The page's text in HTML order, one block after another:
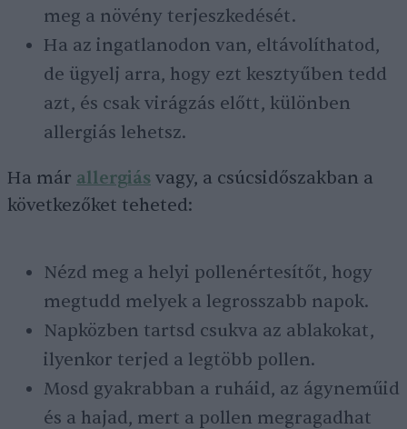
meg a növény terjeszkedését.
Ha az ingatlanodon van, eltávolíthatod,
de ügyelj arra, hogy ezt kesztyűben tedd
azt, és csak virágzás előtt, különben
allergiás lehetsz.
Ha már allergiás vagy, a csúcsidőszakban a
következőket teheted:
Nézd meg a helyi pollenértesítőt, hogy
megtudd melyek a legrosszabb napok.
Napközben tartsd csukva az ablakokat,
ilyenkor terjed a legtöbb pollen.
Mosd gyakrabban a ruháid, az ágyneműid
és a hajad, mert a pollen megragadhat